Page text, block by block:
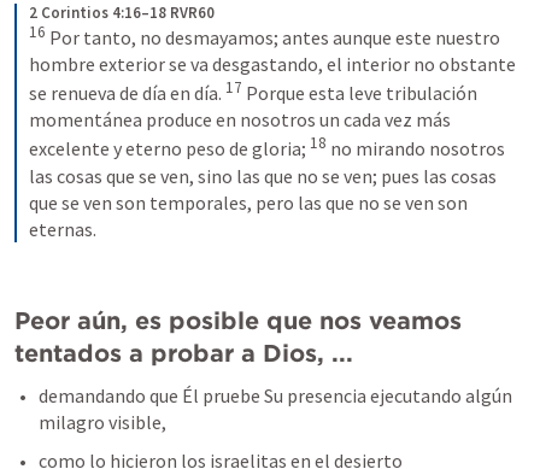
2 Corintios 4:16–18 RVR60
16 Por tanto, no desmayamos; antes aunque este nuestro
hombre exterior se va desgastando, el interior no obstante
se renueva de día en día. 17 Porque esta leve tribulación
momentánea produce en nosotros un cada vez más
excelente y eterno peso de gloria; 18 no mirando nosotros
las cosas que se ven, sino las que no se ven; pues las cosas
que se ven son temporales, pero las que no se ven son
eternas.
Peor aún, es posible que nos veamos
tentados a probar a Dios, ...
demandando que Él pruebe Su presencia ejecutando algún
milagro visible,
como lo hicieron los israelitas en el desierto